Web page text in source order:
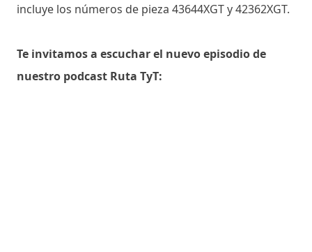
incluye los números de pieza 43644XGT y 42362XGT.
Te invitamos a escuchar el nuevo episodio de
nuestro podcast Ruta TyT: